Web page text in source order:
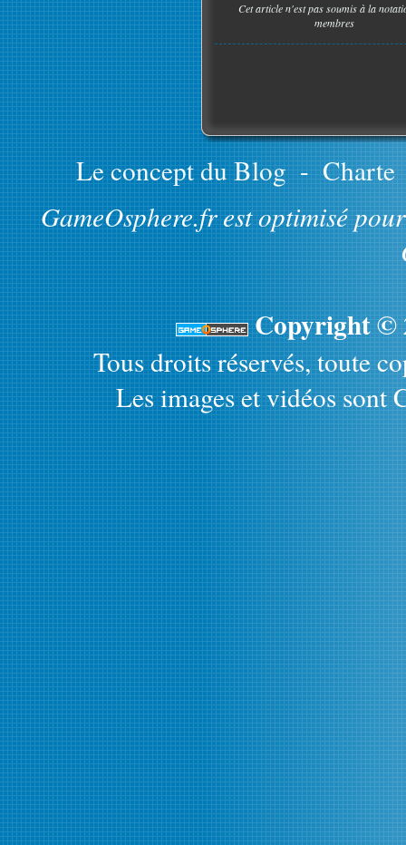
Cet article n'est pas soumis à la
membres
Le concept du Blog - Charte
GameOsphere.fr est optimisé
Copyright ©
Tous droits réservés, toute
Les images et vidéos